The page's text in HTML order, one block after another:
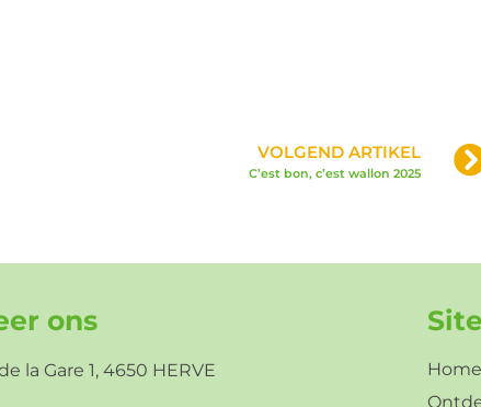
VOLGEND ARTIKEL
C’est bon, c’est wallon 2025
ons
la Gare 1, 4650 HERVE
Home